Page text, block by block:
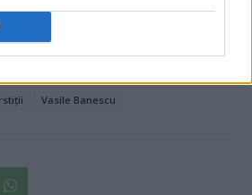
Vasile Banescu